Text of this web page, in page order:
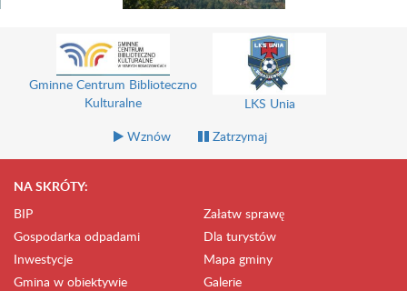
Uniwersytet Trzeciego Wieku
Gminny Ośrodek Pomocy
Społecznej
Wznów Zatrzymaj
NA SKRÓTY:
BIP
Załatw sprawę
Gospodarka odpadami
Dla turystów
Inwestycje
Mapa gminy
Gmina w obiektywie
Galerie